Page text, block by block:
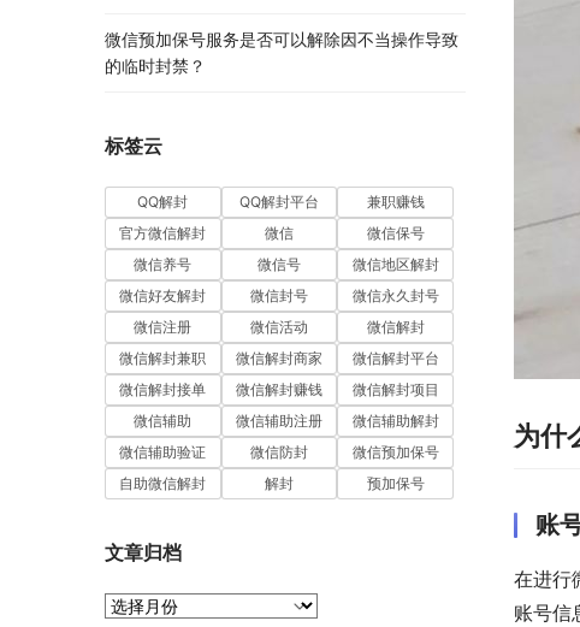
为什
账
在进行
账号信
微信预加保号服务是否可以解除因不当操作导致
的临时封禁？
标签云
QQ解封 QQ解封平台
兼职赚钱
官方微信解封
微信
微信保号
微信养号
微信号
微信地区解封
微信好友解封
微信封号
微信永久封号
微信注册
微信活动
微信解封
微信解封兼职
微信解封商家
微信解封平台
微信解封接单
微信解封赚钱
微信解封项目
微信辅助
微信辅助注册
微信辅助解封
微信辅助验证
微信防封
微信预加保号
自助微信解封
解封 预加保号
文章归档
文